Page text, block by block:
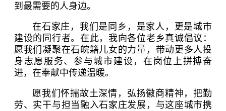
到最需要的人身边。
在石家庄，我们是同乡，是家人，更是城市
建设的同行者。在此，我向各位老乡真诚倡议：
愿我们凝聚在石皖籍儿女的力量，带动更多人投
身志愿服务、参与城市建设，在岗位上拼搏奋
进，在奉献中传递温暖。
愿我们怀揣故土深情，弘扬徽商精神，把勤
劳、实干与担当融入石家庄发展，与这座城市携